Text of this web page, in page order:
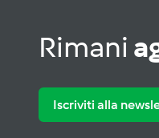
Rimani
Iscriviti alla